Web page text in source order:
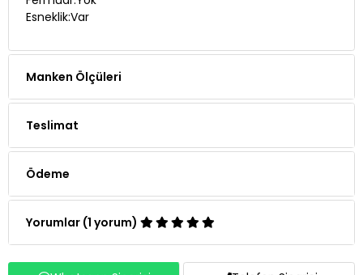
Manken Ölçüleri
Teslimat
Ödeme
Yorumlar (1 yorum)